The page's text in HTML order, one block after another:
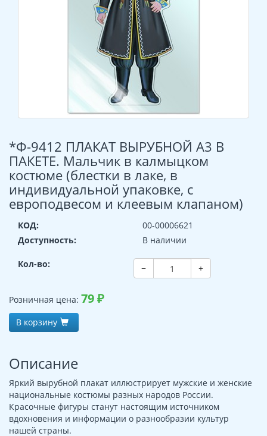
*Ф-9412 ПЛАКАТ ВЫРУБНОЙ А3 В
ПАКЕТЕ. Мальчик в калмыцком
костюме (блестки в лаке, в
индивидуальной упаковке, с
европодвесом и клеевым клапаном)
КОД:
00-00006621
Доступность:
В наличии
Кол-во: − +
Розничная цена: 79₽
В корзину
Описание
Яркий вырубной плакат иллюстрирует мужские и женские
национальные костюмы разных народов России.
Красочные фигуры станут настоящим источником
вдохновения и информации о разнообразии культур
нашей страны.